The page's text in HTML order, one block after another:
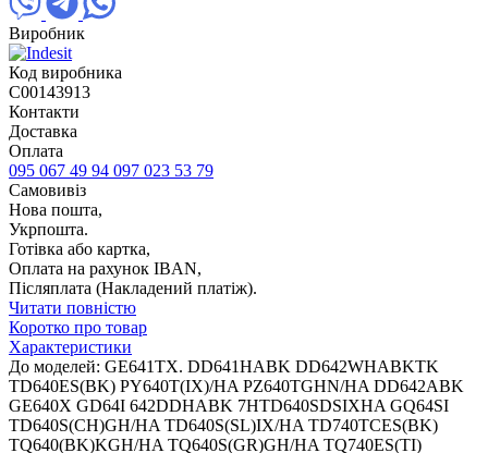
Виробник
Код виробника
C00143913
Контакти
Доставка
Оплата
095 067 49 94 097 023 53 79
Самовивіз
Нова пошта,
Укрпошта.
Готівка або картка,
Оплата на рахунок IBAN,
Післяплата (Накладений платіж).
Читати повністю
Коротко про товар
Характеристики
До моделей: GE641TX. DD641HABK DD642WHABKTK
TD640ES(BK) PY640T(IX)/HA PZ640TGHN/HA DD642ABK
GE640X GD64I 642DDHABK 7HTD640SDSIXHA GQ64SI
TD640S(CH)GH/HA TD640S(SL)IX/HA TD740TCES(BK)
TQ640(BK)KGH/HA TQ640S(GR)GH/HA TQ740ES(TI)